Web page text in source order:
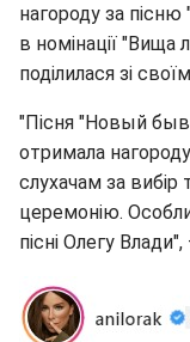
нагороду за
в номінації "Вища
поділилася зі
"Пісня "Новый
отримала
слухачам за
церемонію.
пісні Олегу